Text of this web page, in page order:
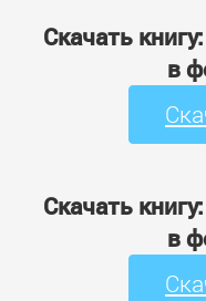
Скачать
в
Скачать
в